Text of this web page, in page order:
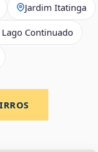
Jardim Itatinga
Lago Continuado